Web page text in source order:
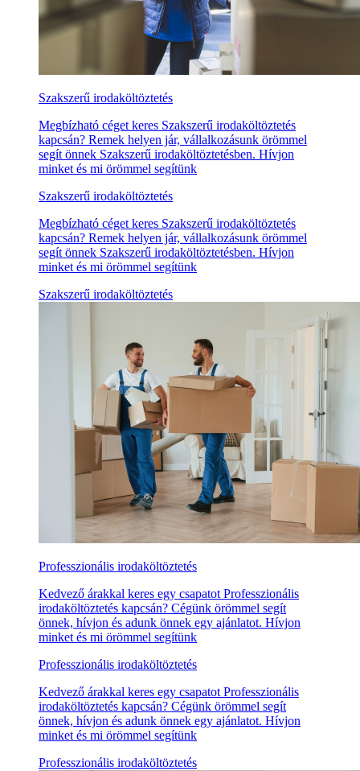
Szakszerű irodaköltöztetés
Megbízható céget keres Szakszerű irodaköltöztetés
kapcsán? Remek helyen jár, vállalkozásunk örömmel
segít önnek Szakszerű irodaköltöztetésben. Hívjon
minket és mi örömmel segítünk
Szakszerű irodaköltöztetés
Megbízható céget keres Szakszerű irodaköltöztetés
kapcsán? Remek helyen jár, vállalkozásunk örömmel
segít önnek Szakszerű irodaköltöztetésben. Hívjon
minket és mi örömmel segítünk
Szakszerű irodaköltöztetés
Professzionális irodaköltöztetés
Kedvező árakkal keres egy csapatot Professzionális
irodaköltöztetés kapcsán? Cégünk örömmel segít
önnek, hívjon és adunk önnek egy ajánlatot. Hívjon
minket és mi örömmel segítünk
Professzionális irodaköltöztetés
Kedvező árakkal keres egy csapatot Professzionális
irodaköltöztetés kapcsán? Cégünk örömmel segít
önnek, hívjon és adunk önnek egy ajánlatot. Hívjon
minket és mi örömmel segítünk
Professzionális irodaköltöztetés